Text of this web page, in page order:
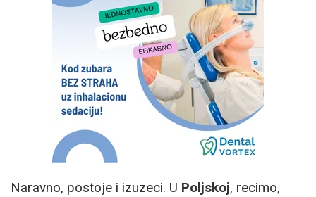
Naravno, postoje i izuzeci. U Poljskoj, recimo,